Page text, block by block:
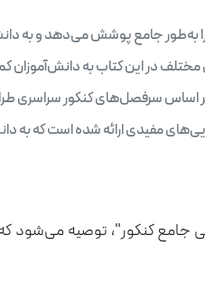
به‌طور جامع پوشش می‌دهد و به
در این کتاب به دانش‌آموزان
اساس سرفصل‌های کنکور سراسری
مفیدی ارائه شده است که به
جامع کنکور"، توصیه می‌شود